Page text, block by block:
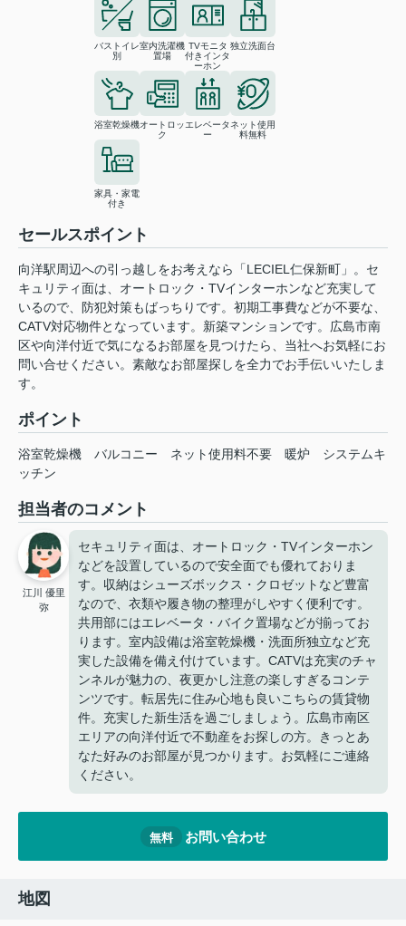
バストイレ
別
室内洗濯機
置場
TVモニタ
付きインタ
ーホン
独立洗面台
浴室乾燥機オートロッ
ク
エレベータ
ー
ネット使用
料無料
家具・家電
付き
セールスポイント
向洋駅周辺への引っ越しをお考えなら「LECIEL仁保新町」。セ
キュリティ面は、オートロック・TVインターホンなど充実して
いるので、防犯対策もばっちりです。初期工事費などが不要な、
CATV対応物件となっています。新築マンションです。広島市南
区や向洋付近で気になるお部屋を見つけたら、当社へお気軽にお
問い合せください。素敵なお部屋探しを全力でお手伝いいたしま
す。
ポイント
浴室乾燥機 バルコニー ネット使用料不要 暖炉
システムキ
ッチン
担当者のコメント
江川 優里
弥
セキュリティ面は、オートロック・TVインターホン
などを設置しているので安全面でも優れておりま
す。収納はシューズボックス・クロゼットなど豊富
なので、衣類や履き物の整理がしやすく便利です。
共用部にはエレベータ・バイク置場などが揃ってお
ります。室内設備は浴室乾燥機・洗面所独立など充
実した設備を備え付けています。CATVは充実のチャ
ンネルが魅力の、夜更かし注意の楽しすぎるコンテ
ンツです。転居先に住み心地も良いこちらの賃貸物
件。充実した新生活を過ごしましょう。広島市南区
エリアの向洋付近で不動産をお探しの方。きっとあ
なた好みのお部屋が見つかります。お気軽にご連絡
ください。
無料 お問い合わせ
地図